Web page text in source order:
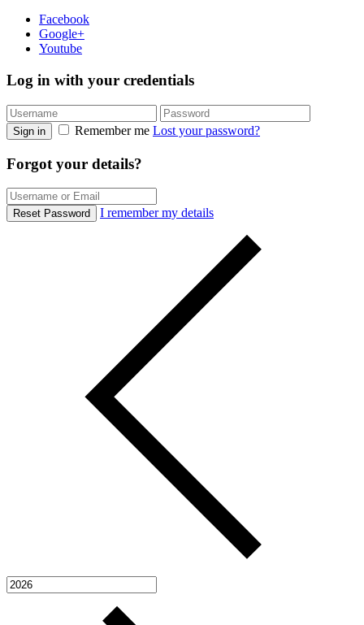
Facebook
Google+
Youtube
Log in with your credentials
Sign in Remember me Lost your password?
Forgot your details?
Reset Password I remember my details